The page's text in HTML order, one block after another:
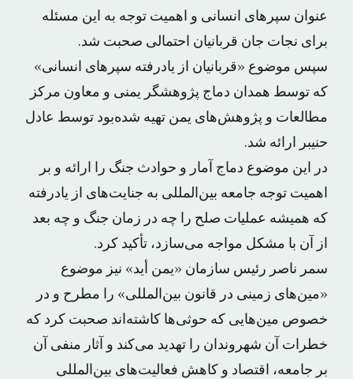
عنوان سپرهای انسانی و اهمیت توجه به این مسئله
برای نجات جان قربانیان احتمالی صحبت شد.
سپس موضوع «قربانیان از یادرفته سپرهای انسانی»
که توسط همدان دماج پژوهشگر یمنی و معاون مرکز
مطالعات و پژوهش‌های یمن تهیه شده‌بود توسط عادل
حنیبر ارائه شد.
در این موضوع دماج آمار و حوادث جنگ را ارائه و بر
اهمیت توجه جامعه بین‌المللی به جنایت‌های از یادرفته
که همیشه عملیات صلح را چه در زمان جنگ و چه بعد
از آن با مشکل مواجه می‌سازد، تأکید کرد.
سمر ناصر رئیس سازمان «یمن أید» نیز موضوع
«مین‌های زمینی در قانون بین‌المللی» را مطرح و در
خصوص مین‌هایی که حوثی‌ها کاشته‌اند صحبت کرد که
خطرات آن شهروندان را تهدید می‌کند و آثار منفی آن
بر جامعه، اقتصاد و کاهش فعالیت‌های بین‌المللی